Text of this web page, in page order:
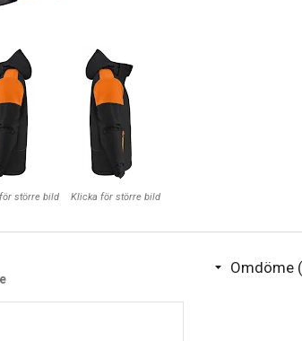
större bild Klicka för större bild
Omdöme